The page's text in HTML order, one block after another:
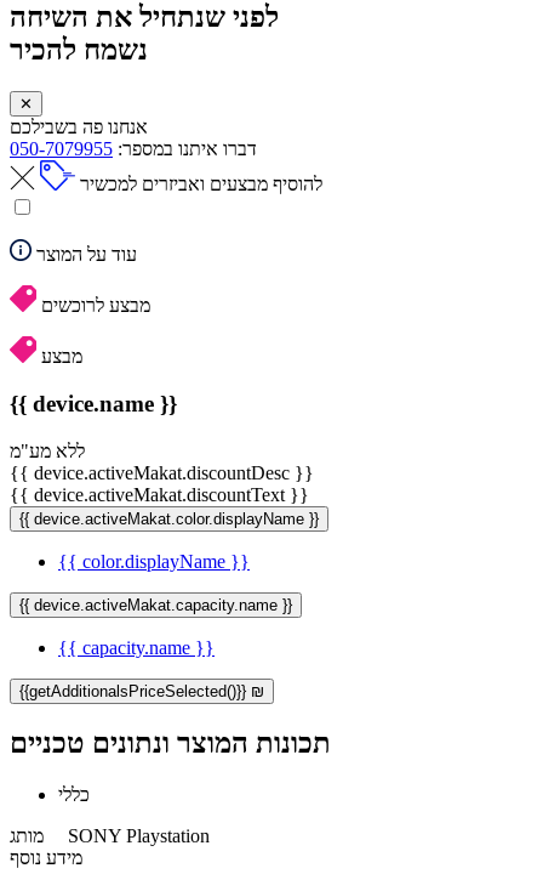
לפני שנתחיל את השיחה
נשמח להכיר
✕
אנחנו פה בשבילכם
דברו איתנו במספר: 050-7079955
להוסיף מבצעים ואביזרים למכשיר
עוד על המוצר
מבצע לרוכשים
מבצע
{{ device.name }}
ללא מע"מ
{{ device.activeMakat.discountDesc }}
{{ device.activeMakat.discountText }}
{{ device.activeMakat.color.displayName }}
{{ color.displayName }}
{{ device.activeMakat.capacity.name }}
{{ capacity.name }}
{{getAdditionalsPriceSelected()}} ₪
תכונות המוצר ונתונים טכניים
כללי
מותג SONY Playstation
מידע נוסף